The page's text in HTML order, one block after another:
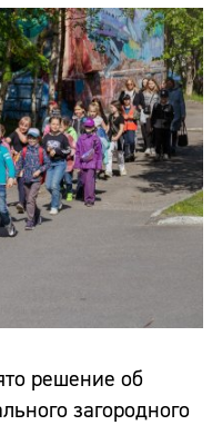
решение об
загородного